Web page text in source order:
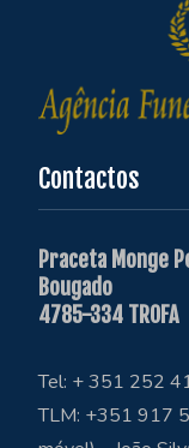
Contactos
Praceta Monge
Bougado
4785-334 TROFA
Tel: + 351 252
TLM: +351 917